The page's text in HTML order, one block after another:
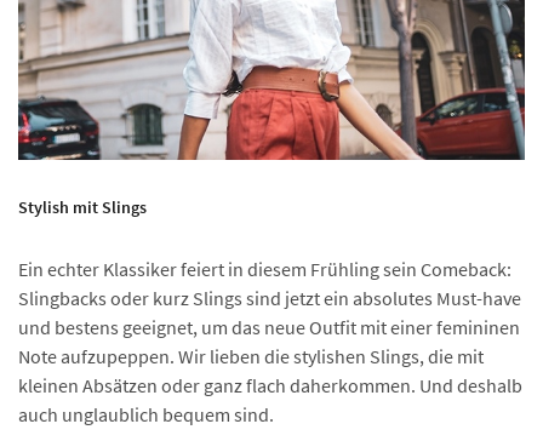
Stylish mit Slings
Ein echter Klassiker feiert in diesem Frühling sein Comeback:
Slingbacks oder kurz Slings sind jetzt ein absolutes Must-have
und bestens geeignet, um das neue Outfit mit einer femininen
Note aufzupeppen. Wir lieben die stylishen Slings, die mit
kleinen Absätzen oder ganz flach daherkommen. Und deshalb
auch unglaublich bequem sind.